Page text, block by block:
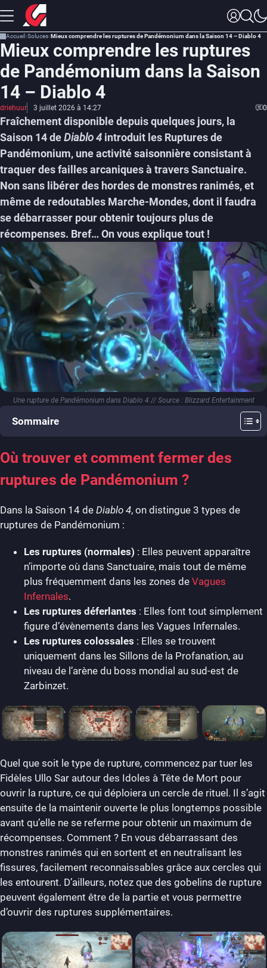
Accueil Soluces Mieux comprendre les ruptures de Pandémonium dans la Saison 14 – Diablo 4
Mieux comprendre les ruptures
de Pandémonium dans la Saison
14 – Diablo 4
driehuur 3 juillet 2026 à 14:27 0
Fraîchement disponible depuis quelques jours, la
Saison 14 deDiablo 4 introduit les Ruptures de
Pandémonium, une activité saisonnière consistant à
traquer des failles arcaniques à travers Sanctuaire.
Non sans libérer des hordes de monstres ranimés, et
même de redoutables Marche-Mondes, dont il faudra
se débarrasser pour obtenir toujours plus de
récompenses. Bref… On vous explique tout !
Une rupture de Pandémonium dans Diablo 4 // Source : Blizzard Entertainment
Sommaire
Où trouver et comment fermer des
ruptures de Pandémonium ?
Dans la Saison 14 de Diablo 4, on distingue 3 types de
ruptures de Pandémonium :
Les ruptures (normales) : Elles peuvent apparaître
n’importe où dans Sanctuaire, mais tout de même
plus fréquemment dans les zones de Vagues
Infernales.
Les ruptures déferlantes : Elles font tout simplement
figure d’évènements dans les Vagues Infernales.
Les ruptures colossales : Elles se trouvent
uniquement dans les Sillons de la Profanation, au
niveau de l’arène du boss mondial au sud-est de
Zarbinzet.
Quel que soit le type de rupture, commencez par tuer les
Fidèles Ullo Sar autour des Idoles à Tête de Mort pour
ouvrir la rupture, ce qui déploiera un cercle de rituel. Il s’agit
ensuite de la maintenir ouverte le plus longtemps possible
avant qu’elle ne se referme pour obtenir un maximum de
récompenses. Comment ? En vous débarrassant des
monstres ranimés qui en sortent et en neutralisant les
fissures, facilement reconnaissables grâce aux cercles qui
les entourent. D’ailleurs, notez que des gobelins de rupture
peuvent également être de la partie et vous permettre
d’ouvrir des ruptures supplémentaires.